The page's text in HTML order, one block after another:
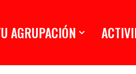
AGRUPACIÓN